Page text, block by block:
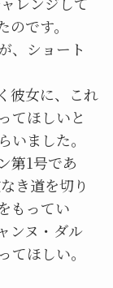
です。
、ショート
彼女に、これ
てほしいと
ました。
第1号であ
き道を切り
もってい
ンヌ・ダル
てほしい。